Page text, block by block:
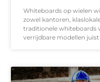
Whiteboards op wielen
zowel kantoren,
traditionele whiteboards
verrijdbare modellen juist